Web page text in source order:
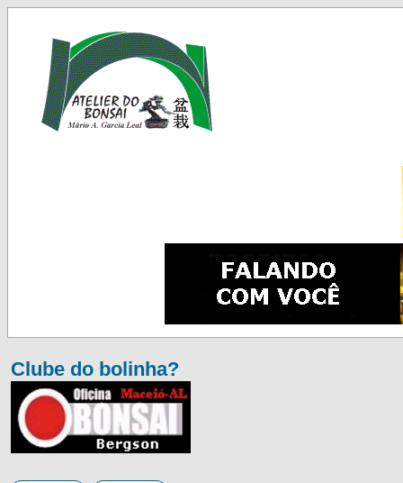
Clube do bolinha?